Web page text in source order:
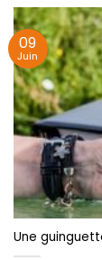
Une
09
Juin